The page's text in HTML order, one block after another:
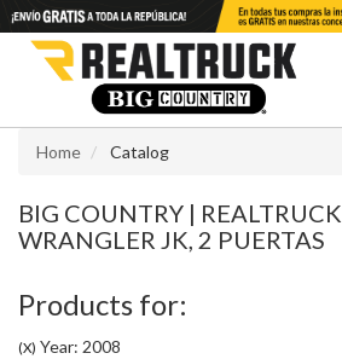
Home Catalog
BIG COUNTRY | REALTRUCK
WRANGLER JK, 2 PUERTAS
Products for:
(X) Year: 2008